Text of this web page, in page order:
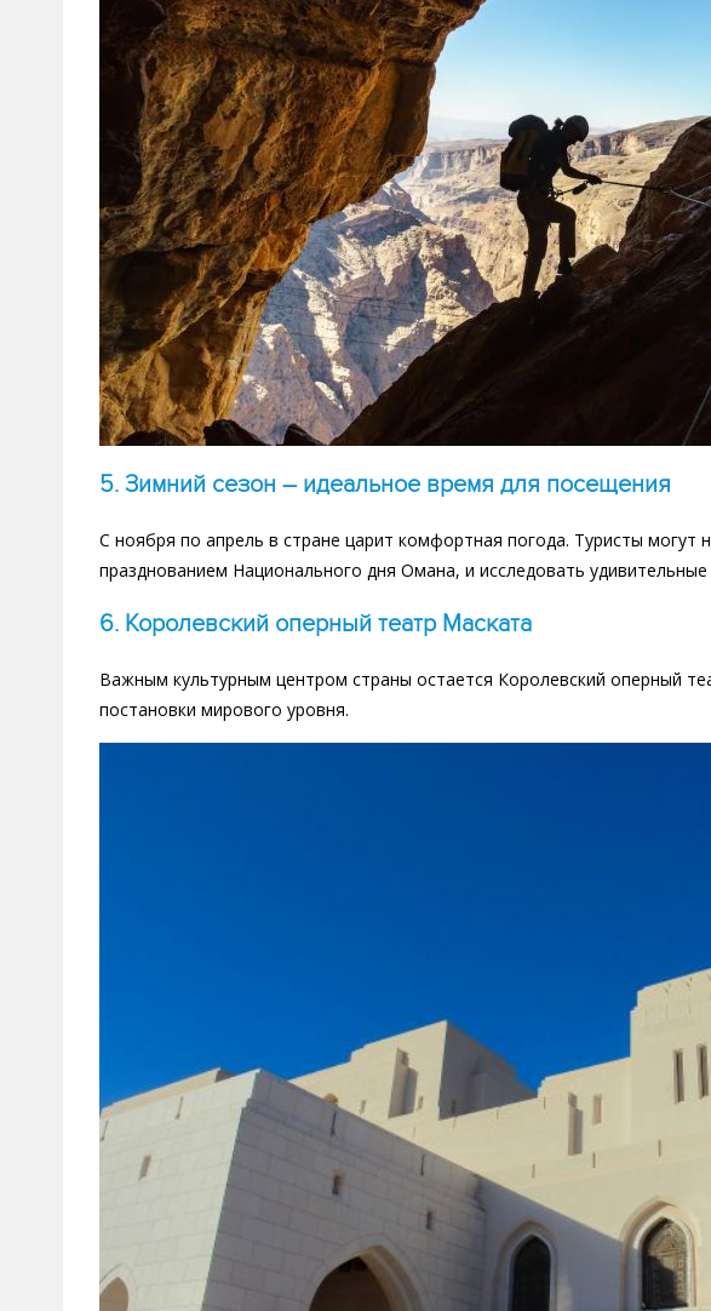
5. Зимний сезон – идеальное время для посещения
С ноября по апрель в стране царит комфортная погода. Туристы могут
празднованием Национального дня Омана, и исследовать
6. Королевский оперный театр Маската
Важным культурным центром страны остается Королевский оперный
постановки мирового уровня.